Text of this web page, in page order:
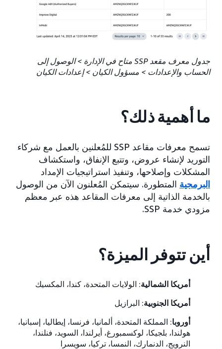
جدول معرف مقعد SSP متاح في الإدارة > الوصول إلى
الحساب والإعدادات > مسؤول الكيان > إعدادات الكيان
ما أهمية ذلك؟
تسمح معرفات مقاعد SSP للمُعلنين بالعمل مع شركاء
التوريد لإنشاء عروض، وتتبع الإنفاق، واستكشاف
المشكلات وإصلاحها، وتنفيذ استراتيجيات الإمداد
البرمجية المتطورة. سيتمكن المُعلنون الآن من الوصول
بالخدمة الذاتية إلى معرفات المقاعد هذه عبر معظم
مزودي خدمة SSP.
أين تتوفر الميزة؟
أمريكا الشمالية: الولايات المتحدة، كندا، المكسيك
أمريكا الجنوبية: البرازيل
أوروبا: المملكة المتحدة، ألمانيا، فرنسا، إيطاليا، إسبانيا،
هولندا، بلجيكا، لوكسمبورغ، أيرلندا، السويد، فنلندا،
النرويج، الدنمارك، النمسا، تركيا، سويسرا